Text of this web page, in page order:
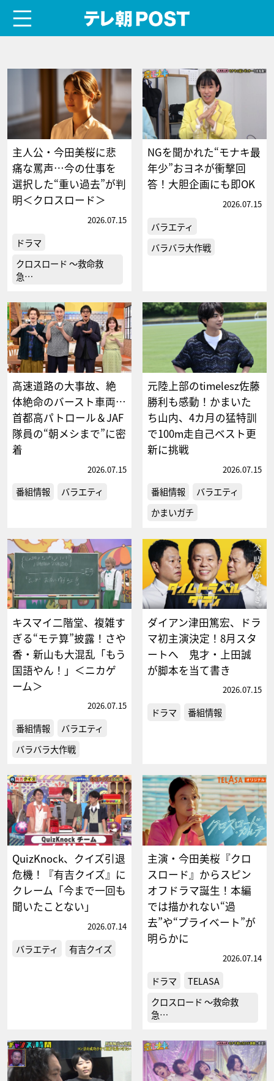
主人公・今田美桜に悲
痛な罵声…今の仕事を
選択した“重い過去”が判
明＜クロスロード＞
2026.07.15
ドラマ
クロスロード ～救命救
急…
NGを聞かれた“モナキ最
年少”おヨネが衝撃回
答！大胆企画にも即OK
2026.07.15
バラエティ
バラバラ大作戦
高速道路の大事故、絶
体絶命のバースト車両…
首都高パトロール＆JAF
隊員の“朝メシまで”に密
着
2026.07.15
番組情報 バラエティ
元陸上部のtimelesz佐藤
勝利も感動！かまいた
ち山内、4カ月の猛特訓
で100m走自己ベスト更
新に挑戦
2026.07.15
番組情報
バラエティ
かまいガチ
キスマイ二階堂、複雑す
ぎる“モテ算”披露！さや
香・新山も大混乱「もう
国語やん！」＜ニカゲ
ーム＞
2026.07.15
番組情報
バラエティ
バラバラ大作戦
ダイアン津田篤宏、ドラ
マ初主演決定！8月スタ
ートへ 鬼才・上田誠
が脚本を当て書き
2026.07.15
ドラマ 番組情報
QuizKnock、クイズ引退
危機！『有吉クイズ』に
クレーム「今まで一回も
聞いたことない」
2026.07.14
バラエティ 有吉クイズ
主演・今田美桜『クロ
スロード』からスピン
オフドラマ誕生！本編
では描かれない“過
去”や“プライベート”が
明らかに
2026.07.14
ドラマ
TELASA
クロスロード ～救命救
急…